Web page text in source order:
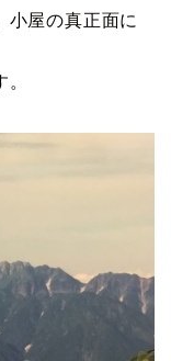
小屋の真正面に